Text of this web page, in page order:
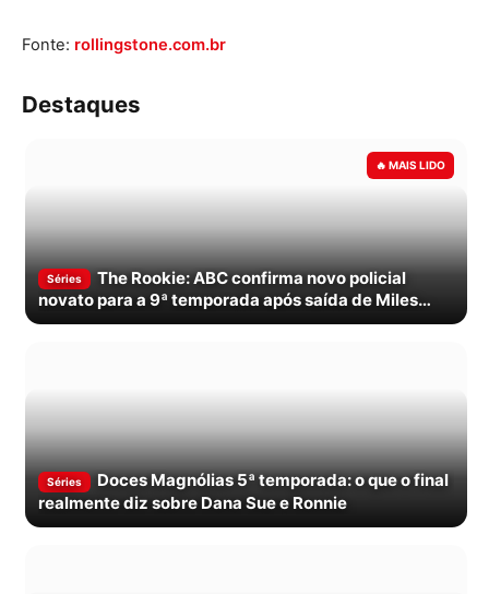
Fonte: rollingstone.com.br
Destaques
Séries
The Rookie: ABC confirma novo policial
novato para a 9ª temporada após saída de Miles
Penn
Séries
Doces Magnólias 5ª temporada: o que o final
realmente diz sobre Dana Sue e Ronnie